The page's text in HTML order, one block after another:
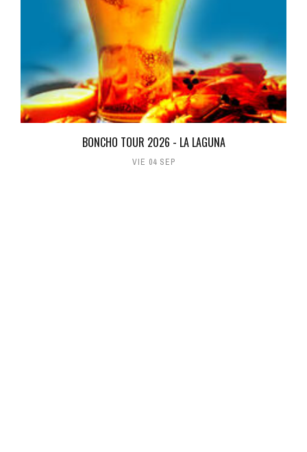
BONCHO TOUR 2026 - LA LAGUNA
VIE 04 SEP